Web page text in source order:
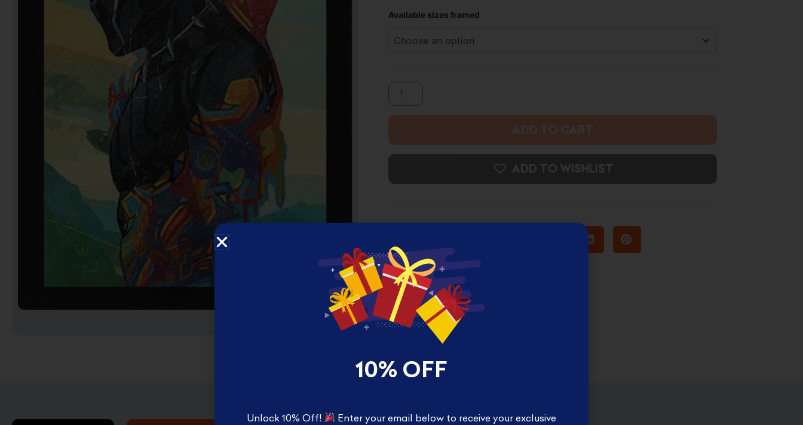
علي بحر ـ فرقة الإخوة
عروض خاصه 750 فلس
BACK TO SCHOOL العودة
1 KD Stickers ستيكرات
Decoration ديكور
Framed Photo Prints
لوحات مبروزه
لوحات فوركس
English Disney books
Coloring books تلوين
Disney books كتب ديزني
Available sizes framed
High
Framed
ADD TO CART
ADD TO WISHLIST
10% OFF
Unlock 10% Off!
Enter your email below to receive your exclusive